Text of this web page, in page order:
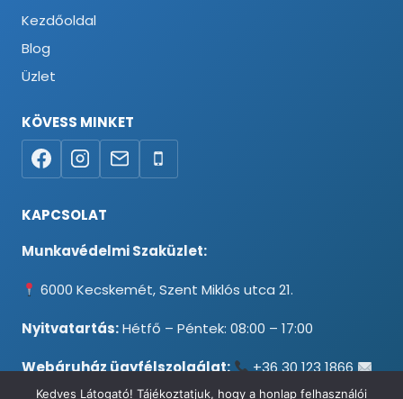
Kezdőoldal
Blog
Üzlet
KÖVESS MINKET
KAPCSOLAT
Munkavédelmi Szaküzlet:
6000 Kecskemét, Szent Miklós utca 21.
Nyitvatartás:Hétfő – Péntek: 08:00 – 17:00
Webáruház ügyfélszolgálat:
+36 30 123 1866
info@testpancel.hu
Kedves Látogató! Tájékoztatjuk, hogy a honlap felhasználói